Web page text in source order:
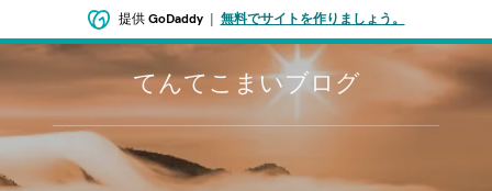
提供 GoDaddy| 無料でサイトを作りましょう。
てんてこまいブログ